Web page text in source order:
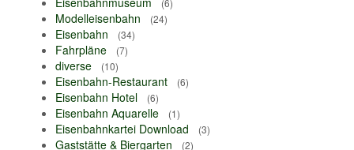
(6)
Modelleisenbahn (24)
Eisenbahn (34)
Fahrpläne (7)
diverse (10)
Eisenbahn-Restaurant (6)
Eisenbahn Hotel (6)
Eisenbahn Aquarelle (1)
Eisenbahnkartei Download (3)
Gaststätte & Biergarten (2)